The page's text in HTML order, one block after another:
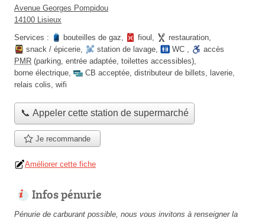
Avenue Georges Pompidou
14100 Lisieux
Services :
bouteilles de gaz, fioul , restauration,
snack / épicerie, station de lavage, WC ,
accès
PMR (parking, entrée adaptée, toilettes accessibles),
borne électrique, CB acceptée, distributeur de billets, laverie,
relais colis, wifi
📞 Appeler cette station de supermarché
Je recommande
Améliorer cette fiche
Infos pénurie
Pénurie de carburant possible, nous vous invitons à renseigner la